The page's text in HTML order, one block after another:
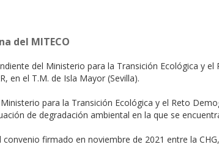
del MITECO
del Ministerio para la Transición Ecológica y
en el T.M. de Isla Mayor (Sevilla).
para la Transición Ecológica y el Reto
de degradación ambiental en la que se
firmado en noviembre de 2021 entre la